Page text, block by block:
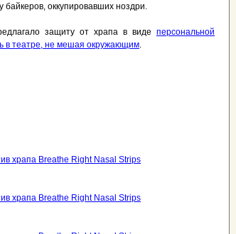
байкеров, оккупировавших ноздри.
защиту от храпа в виде персональной
в театре, не мешая окружающим.